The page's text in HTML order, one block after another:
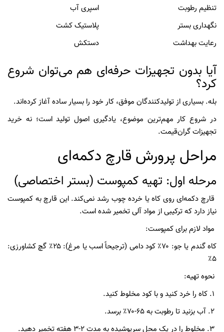
اسپری آب
تنظیم رطوبت
پلاستیک کشت
نگهداری بستر
دستکش
رعایت بهداشت
آیا بدون تجهیزات حرفه‌ای هم می‌توان شروع
کرد؟
بله. بسیاری از تولیدکنندگان موفق، کار خود را بسیار ساده آغاز کرده‌اند.
در شروع کار مهم‌ترین موضوع، یادگیری اصول تولید است؛ نه خرید
تجهیزات گران‌قیمت.
مراحل پرورش قارچ دکمه‌ای
مرحله اول: تهیه کمپوست (بستر اختصاصی)
قارچ دکمه‌ای روی کاه یا خرده چوب رشد نمی‌کند. این قارچ به کمپوست
نیاز دارد که ترکیبی از مواد آلی تخمیر شده است.
مواد لازم برای کمپوست:
کاه گندم یا جو: ۷۰٪ کود دامی (ترجیحاً اسب یا مرغ): ۲۵٪ گچ کشاورزی:
۵٪
نحوه تهیه: